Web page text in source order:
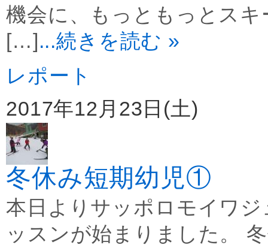
機会に、もっともっとス
[…]...続きを読む »
レポート
2017年12月23日(土)
冬休み短期幼児①
本日よりサッポロモイワ
ッスンが始まりました。